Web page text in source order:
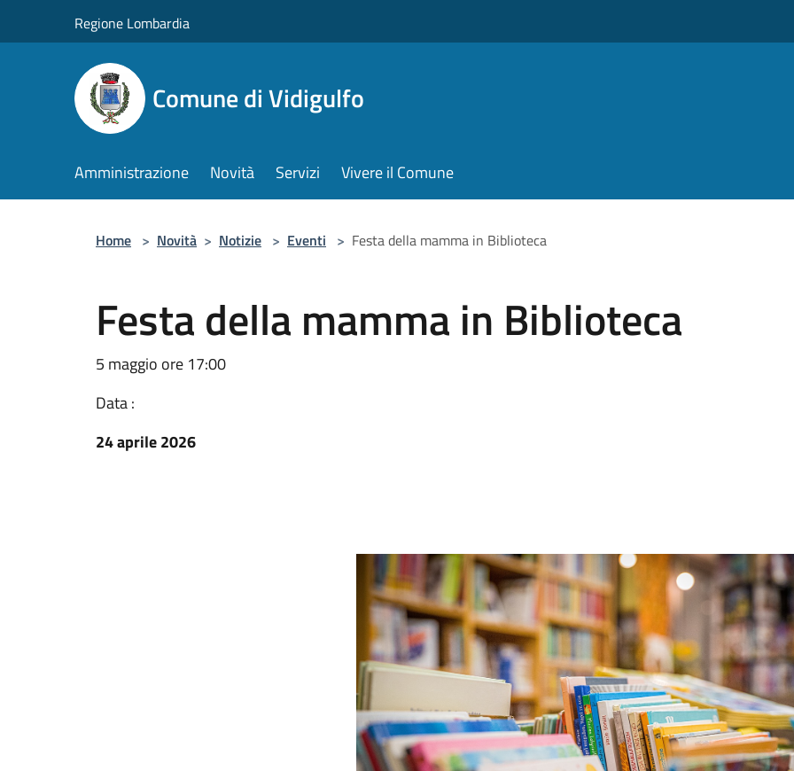
Regione Lombardia
Comune di Vidigulfo
Amministrazione Novità Servizi Vivere il Comune
Home > Novità > Notizie > Eventi > Festa della mamma in Biblioteca
Festa della mamma in Biblioteca
5 maggio ore 17:00
Data :
24 aprile 2026